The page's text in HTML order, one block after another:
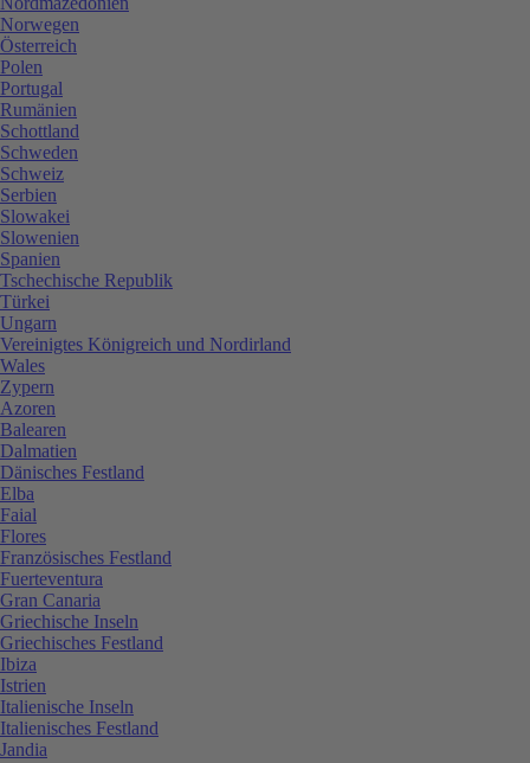
Norwegen
Österreich
Polen
Portugal
Rumänien
Schottland
Schweden
Schweiz
Serbien
Slowakei
Slowenien
Spanien
Tschechische Republik
Türkei
Ungarn
Vereinigtes Königreich und Nordirland
Wales
Zypern
Azoren
Balearen
Dalmatien
Dänisches Festland
Elba
Faial
Flores
Französisches Festland
Fuerteventura
Gran Canaria
Griechische Inseln
Griechisches Festland
Ibiza
Istrien
Italienische Inseln
Italienisches Festland
Jandia